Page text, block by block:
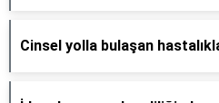
Cinsel yolla bulaşan